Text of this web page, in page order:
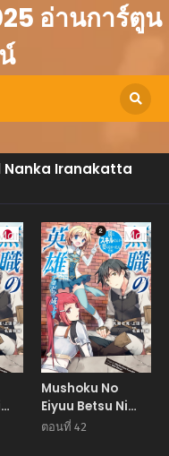
อ่านการ์ตูน
Nanka Iranakatta
Manga
Mushoku No
Eiyuu Betsu Ni
Skill Nanka
ตอนที่ 42